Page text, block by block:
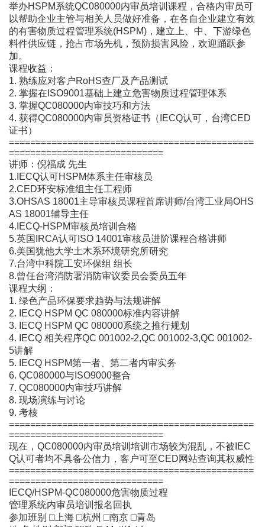
举办HSPM系统QC080000内审员培训课程，合格内审员可
以帮助企业主管与相关人员做好准备，在各自企业建立有效
的有害物质过程管理系统(HSPM)，建立上、中、下游绿色
料件供应链，抢占市场先机，预防损害风险，欢迎踊跃参
加。
课程收益：
1. 熟练应对客户RoHS查厂及产品测试
2. 掌握在ISO9001基础上建立危害物质过程管理体系
3. 掌握QC080000内审技巧和方法
4. 获得QC080000内审员资格证书（IECQ认可，台湾CED
证书）
==============================================
=============================
讲师：倪福成 先生
1.IECQ认可HSPM体系主任审核员
2.CED环安标准组主任工程师
3.OHSAS 18001主导审核员课程首席讲师/台湾工业局OHS
AS 18001辅导主任
4.IECQ-HSPM审核员培训合格
5.英国IRCA认可ISO 14001审核员进阶课程合格讲师
6.美国犹他大学土木系环境研究所研究
7.台湾中科院工安环保组 组长
8.曾任台湾消防署消防审议委员会委员五年
课程大纲：
1. 绿色产品环保要求趋势与法规讲解
2. IECQ HSPM QC 080000标准内容讲解
3. IECQ HSPM QC 080000系统之推行规划
4. IECQ 相关程序QC 001002-2,QC 001002-3,QC 001002-
5讲解
5. IECQ HSPM第一者、第二者内审实务
6. QC080000与ISO9000整合
7. QC080000内审技巧讲解
8. 现场演练与讨论
9. 考核
==============================================
=============================
现在，QC080000内审员培训培训市场较为混乱，不被IEC
Q认可者均不具备公信力，客户可至CED网站查询其权威性
==============================================
=============================
IECQ/HSPM-QC080000危害物质过程
管理系统内审员培训报名回执
参加班别 □上海 □杭州 □南京 □青岛